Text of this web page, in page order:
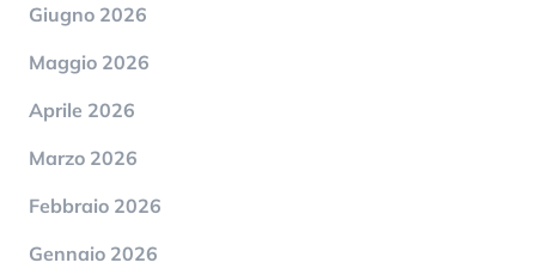
Giugno 2026
Maggio 2026
Aprile 2026
Marzo 2026
Febbraio 2026
Gennaio 2026